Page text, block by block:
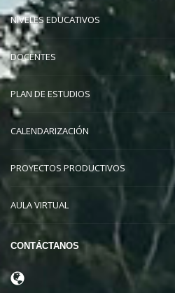
NIVELES EDUCATIVOS
DOCENTES
PLAN DE ESTUDIOS
CALENDARIZACIÓN
PROYECTOS PRODUCTIVOS
AULA VIRTUAL
CONTÁCTANOS